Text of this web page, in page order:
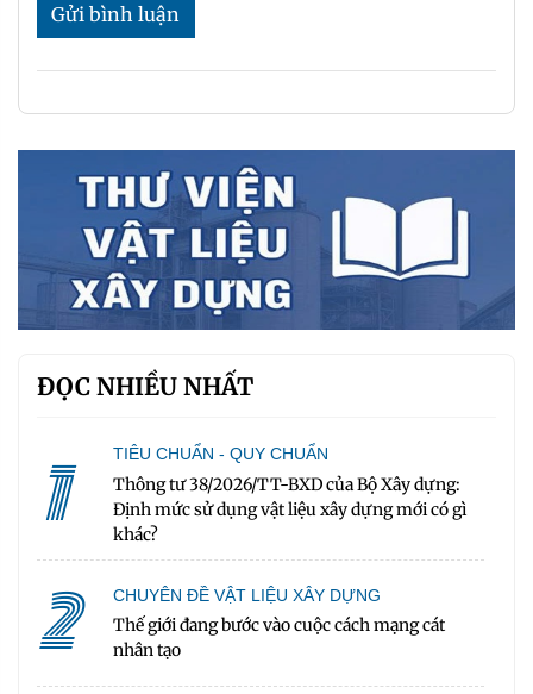
Gửi bình luận
ĐỌC NHIỀU NHẤT
1 TIÊU CHUẨN - QUY CHUẨN
Thông tư 38/2026/TT-BXD của Bộ Xây dựng:
Định mức sử dụng vật liệu xây dựng mới có gì
khác?
2 CHUYÊN ĐỀ VẬT LIỆU XÂY DỰNG
Thế giới đang bước vào cuộc cách mạng cát
nhân tạo